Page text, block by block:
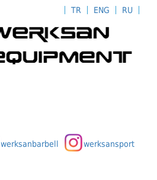
RU
ENG
TR
werksanbarbell werksansport